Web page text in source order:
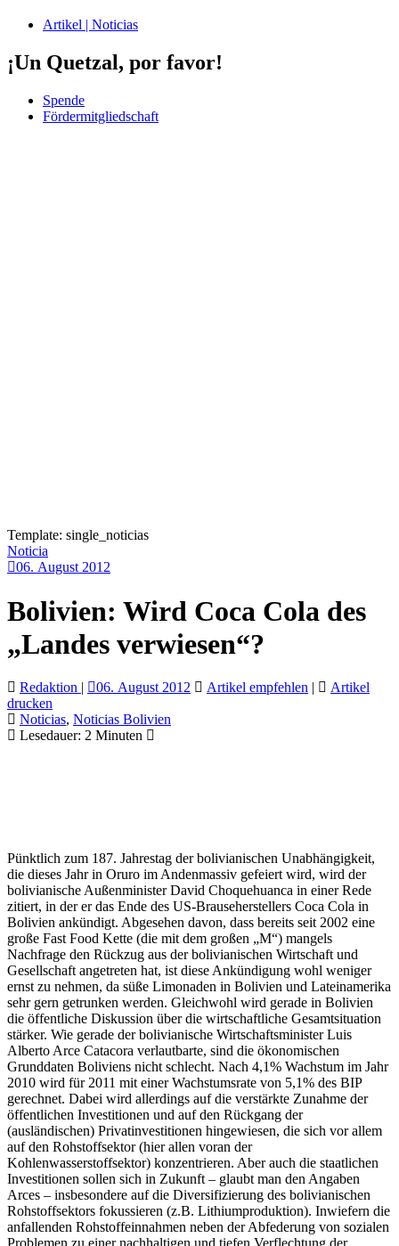
Artikel | Noticias
¡Un Quetzal, por favor!
Spende
Fördermitgliedschaft
Template: single_noticias
Noticia
06. August 2012
Bolivien: Wird Coca Cola des
„Landes verwiesen“?
Redaktion | 06. August 2012 Artikel empfehlen |
Artikel
drucken
Noticias, Noticias Bolivien
Lesedauer: 2 Minuten
Pünktlich zum 187. Jahrestag der bolivianischen Unabhängigkeit,
die dieses Jahr in Oruro im Andenmassiv gefeiert wird, wird der
bolivianische Außenminister David Choquehuanca in einer Rede
zitiert, in der er das Ende des US-Brauseherstellers Coca Cola in
Bolivien ankündigt. Abgesehen davon, dass bereits seit 2002 eine
große Fast Food Kette (die mit dem großen „M“) mangels
Nachfrage den Rückzug aus der bolivianischen Wirtschaft und
Gesellschaft angetreten hat, ist diese Ankündigung wohl weniger
ernst zu nehmen, da süße Limonaden in Bolivien und Lateinamerika
sehr gern getrunken werden. Gleichwohl wird gerade in Bolivien
die öffentliche Diskussion über die wirtschaftliche Gesamtsituation
stärker. Wie gerade der bolivianische Wirtschaftsminister Luis
Alberto Arce Catacora verlautbarte, sind die ökonomischen
Grunddaten Boliviens nicht schlecht. Nach 4,1% Wachstum im Jahr
2010 wird für 2011 mit einer Wachstumsrate von 5,1% des BIP
gerechnet. Dabei wird allerdings auf die verstärkte Zunahme der
öffentlichen Investitionen und auf den Rückgang der
(ausländischen) Privatinvestitionen hingewiesen, die sich vor allem
auf den Rohstoffsektor (hier allen voran der
Kohlenwasserstoffsektor) konzentrieren. Aber auch die staatlichen
Investitionen sollen sich in Zukunft – glaubt man den Angaben
Arces – insbesondere auf die Diversifizierung des bolivianischen
Rohstoffsektors fokussieren (z.B. Lithiumproduktion). Inwiefern die
anfallenden Rohstoffeinnahmen neben der Abfederung von sozialen
Problemen zu einer nachhaltigen und tiefen Verflechtung der